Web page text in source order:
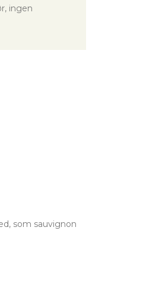
ingen
som sauvignon